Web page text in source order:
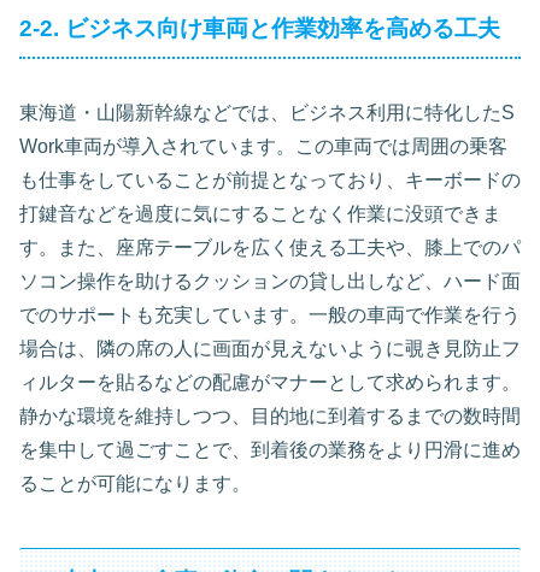
2-2. ビジネス向け車両と作業効率を高める工夫
東海道・山陽新幹線などでは、ビジネス利用に特化したS
Work車両が導入されています。この車両では周囲の乗客
も仕事をしていることが前提となっており、キーボードの
打鍵音などを過度に気にすることなく作業に没頭できま
す。また、座席テーブルを広く使える工夫や、膝上でのパ
ソコン操作を助けるクッションの貸し出しなど、ハード面
でのサポートも充実しています。一般の車両で作業を行う
場合は、隣の席の人に画面が見えないように覗き見防止フ
ィルターを貼るなどの配慮がマナーとして求められます。
静かな環境を維持しつつ、目的地に到着するまでの数時間
を集中して過ごすことで、到着後の業務をより円滑に進め
ることが可能になります。